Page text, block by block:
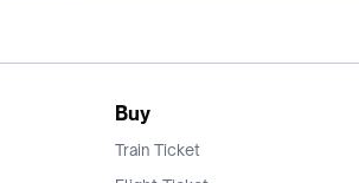
Buy
Train Ticket